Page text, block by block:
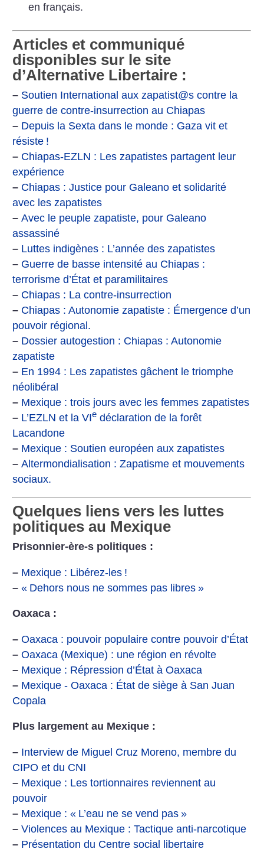
en français.
Articles et communiqué
disponibles sur le site
d’Alternative Libertaire :
– Soutien International aux zapatist@s contre la
guerre de contre-insurrection au Chiapas
– Depuis la Sexta dans le monde : Gaza vit et
résiste !
– Chiapas-EZLN : Les zapatistes partagent leur
expérience
– Chiapas : Justice pour Galeano et solidarité
avec les zapatistes
– Avec le peuple zapatiste, pour Galeano
assassiné
– Luttes indigènes : L’année des zapatistes
– Guerre de basse intensité au Chiapas :
terrorisme d’État et paramilitaires
– Chiapas : La contre-insurrection
– Chiapas : Autonomie zapatiste : Émergence d’un
pouvoir régional.
– Dossier autogestion : Chiapas : Autonomie
zapatiste
– En 1994 : Les zapatistes gâchent le triomphe
néolibéral
– Mexique : trois jours avec les femmes zapatistes
– L’EZLN et la VIe déclaration de la forêt
Lacandone
– Mexique : Soutien européen aux zapatistes
– Altermondialisation : Zapatisme et mouvements
sociaux.
Quelques liens vers les luttes
politiques au Mexique
Prisonnier-ère-s politiques :
– Mexique : Libérez-les !
– « Dehors nous ne sommes pas libres »
Oaxaca :
– Oaxaca : pouvoir populaire contre pouvoir d’État
– Oaxaca (Mexique) : une région en révolte
– Mexique : Répression d’État à Oaxaca
– Mexique - Oaxaca : État de siège à San Juan
Copala
Plus largement au Mexique :
– Interview de Miguel Cruz Moreno, membre du
CIPO et du CNI
– Mexique : Les tortionnaires reviennent au
pouvoir
– Mexique : « L’eau ne se vend pas »
– Violences au Mexique : Tactique anti-narcotique
– Présentation du Centre social libertaire